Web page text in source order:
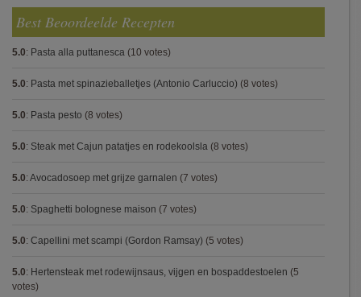
Best Beoordeelde Recepten
5.0: Pasta alla puttanesca (10 votes)
5.0: Pasta met spinazieballetjes (Antonio Carluccio) (8 votes)
5.0: Pasta pesto (8 votes)
5.0: Steak met Cajun patatjes en rodekoolsla (8 votes)
5.0: Avocadosoep met grijze garnalen (7 votes)
5.0: Spaghetti bolognese maison (7 votes)
5.0: Capellini met scampi (Gordon Ramsay) (5 votes)
5.0: Hertensteak met rodewijnsaus, vijgen en bospaddestoelen (5
votes)